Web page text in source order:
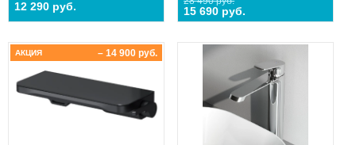
12 290 руб. 15 690 руб.
– 14 900 руб.
АКЦИЯ